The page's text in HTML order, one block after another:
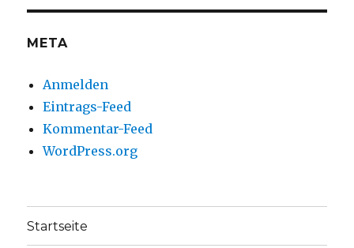
anzeigenanzeigen
META
Anmelden
Eintrags-Feed
Kommentar-Feed
WordPress.org
Startseite